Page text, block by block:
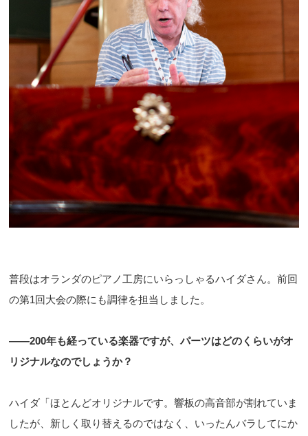
普段はオランダのピアノ工房にいらっしゃるハイダさん。前回
の第1回大会の際にも調律を担当しました。
——200年も経っている楽器ですが、パーツはどのくらいがオ
リジナルなのでしょうか？
ハイダ「ほとんどオリジナルです。響板の高音部が割れていま
したが、新しく取り替えるのではなく、いったんバラしてにか